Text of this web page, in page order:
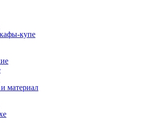
купе
материал